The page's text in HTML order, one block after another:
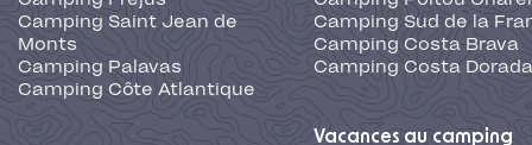
Camping Saint Jean de
Monts
Camping Palavas
Camping Côte Atlantique
Camping Sud de la
Camping Costa Brava
Camping Costa Dorada
Vacances au camping